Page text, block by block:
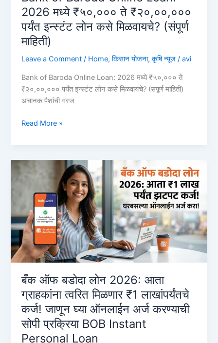
2026 मध्ये ₹५०,००० ते ₹२०,००,०००
पर्यंत इन्स्टंट लोन कसे मिळवायचे? (संपूर्ण
माहिती)
Leave a Comment / Home,किसान योजना,कृषि न्यूज /avi
Bank of Baroda Online Loan: 2026 मध्ये ₹५०,००० ते
₹२०,००,००० पर्यंत इन्स्टंट लोन कसे मिळवायचे? (संपूर्ण माहिती)
अचानक पैशांची गरज
Bank
Online
Loan:
₹५०,०००
ते
₹२०,००,०००
पर्यंत
इन्स्टंट
लोन
कसे
मिळवायचे?
(संपूर्ण
माहिती)
Read More »
बँक ऑफ बडोदा लोन 2026: आता
ग्राहकांना त्वरित मिळणार ₹1 लाखांपर्यंतचे
कर्ज! जाणून घ्या ऑनलाईन अर्ज करण्याची
सोपी प्रक्रिया BOB Instant
Personal Loan